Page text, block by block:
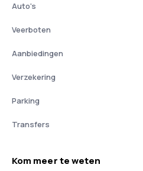
Auto's
Veerboten
Aanbiedingen
Verzekering
Parking
Transfers
Kom meer te weten